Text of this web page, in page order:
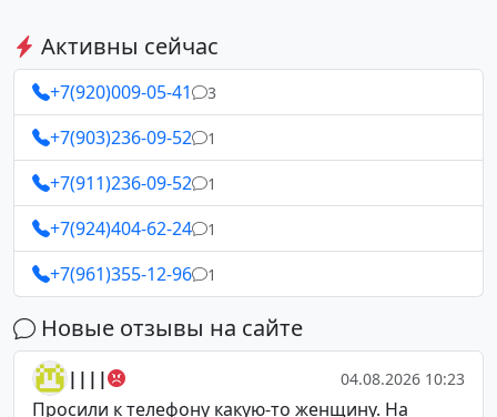
Активны сейчас
+7(920)009-05-41 3
+7(903)236-09-52 1
+7(911)236-09-52 1
+7(924)404-62-24 1
+7(961)355-12-96 1
Новые отзывы на сайте
|||| 04.08.2026 10:23
Просили к телефону какую-то женщину. На